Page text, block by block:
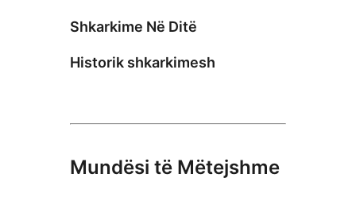
Shkarkime Në Ditë
Historik shkarkimesh
Mundësi të Mëtejshme